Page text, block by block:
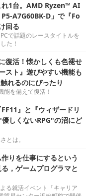
れ1台。AMD Ryzen™ AI
A7G60BK-D」で『Fo
回る
で話題のレースタイトルを
た！
復活！懐かしくも色褪せ
スト』遊びやすい機能も
れるのにぴったり
能を備えて復活！
』と『ウィザードリ
しくないRPG"の沼にど
とは。
りを仕事にするという
，ゲームプログラマと
る就活イベント「キャリア